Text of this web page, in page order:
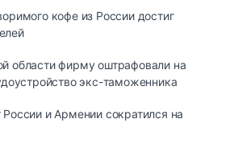
кофе из России достиг
области фирму оштрафовали на
экс-таможенника
России и Армении сократился на